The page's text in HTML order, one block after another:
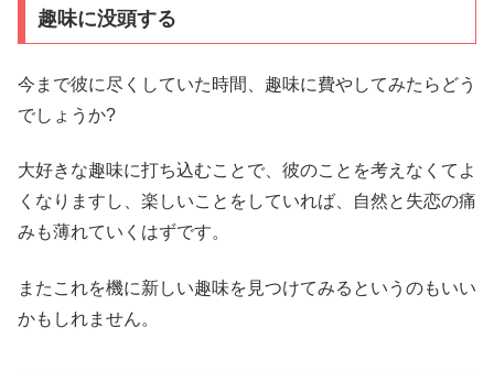
趣味に没頭する
今まで彼に尽くしていた時間、趣味に費やしてみたらどう
でしょうか?
大好きな趣味に打ち込むことで、彼のことを考えなくてよ
くなりますし、楽しいことをしていれば、自然と失恋の痛
みも薄れていくはずです。
またこれを機に新しい趣味を見つけてみるというのもいい
かもしれません。